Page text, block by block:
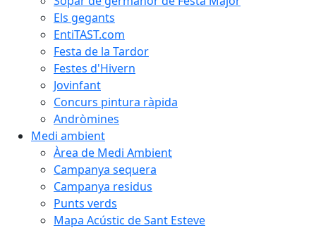
Els gegants
EntiTAST.com
Festa de la Tardor
Festes d'Hivern
Jovinfant
Concurs pintura ràpida
Andròmines
Medi ambient
Àrea de Medi Ambient
Campanya sequera
Campanya residus
Punts verds
Mapa Acústic de Sant Esteve